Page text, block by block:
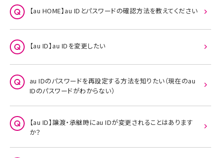
【au HOME】au IDとパスワードの確認方法を教えてください
【au ID】au IDを変更したい
au IDのパスワードを再設定する方法を知りたい（現在のau
IDのパスワードがわからない）
【au ID】譲渡・承継時にau IDが変更されることはあります
か？